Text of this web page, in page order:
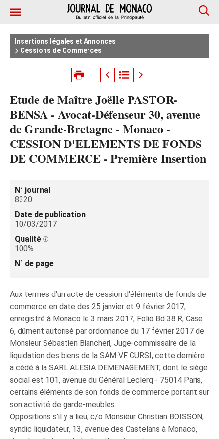
Insertions légales et Annonces
Cessions de Commerces
Etude de Maître Joëlle PASTOR-
BENSA - Avocat-Défenseur 30, avenue
de Grande-Bretagne - Monaco -
CESSION D'ELEMENTS DE FONDS
DE COMMERCE - Première Insertion
N° journal
8320
Date de publication
10/03/2017
Qualité
100%
N° de page
Aux termes d'un acte de cession d'éléments de fonds de
commerce en date des 25 janvier et 9 février 2017,
enregistré à Monaco le 3 mars 2017, Folio Bd 38 R, Case
6, dûment autorisé par ordonnance du 17 février 2017 de
Monsieur Sébastien Biancheri, Juge-commissaire de la
liquidation des biens de la SAM VF CURSI, cette dernière
a cédé à la SARL ALESIA DEMENAGEMENT, dont le siège
social est 101, avenue du Général Leclerq - 75014 Paris,
certains éléments de son fonds de commerce portant sur
son activité de garde-meubles.
Oppositions s'il y a lieu, c/o Monsieur Christian BOISSON,
syndic liquidateur, 13, avenue des Castelans à Monaco,